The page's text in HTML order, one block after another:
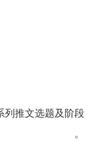
列 推文选题及阶段